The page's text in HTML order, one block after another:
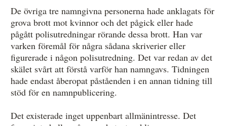
De övriga tre namngivna personerna hade anklagats för
grova brott mot kvinnor och det pågick eller hade
pågått polisutredningar rörande dessa brott. Han var
varken föremål för några sådana skriverier eller
figurerade i någon polisutredning. Det var redan av det
skälet svårt att förstå varför han namngavs. Tidningen
hade endast åberopat påståenden i en annan tidning till
stöd för en namnpublicering.
Det existerade inget uppenbart allmänintresse. Det